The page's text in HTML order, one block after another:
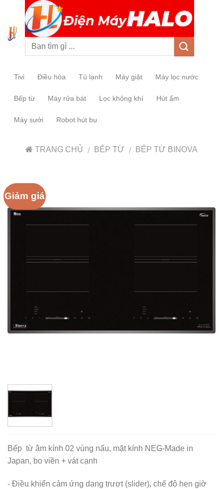
Tivi Điều hòa Tủ lạnh Máy giặt Máy lọc nước
Bếp từ Máy rửa bát Lọc không khí Hút ẩm
Máy sưởi Robot hút bụ
TRANG CHỦ / BẾP TỪ / BẾP TỪ BINOVA
Giảm giá
Bếp từ âm kính 02 vùng nấu, mặt kính NEG-Made in
Japan, bo viền + vát cạnh
- Điều khiển cảm ứng dạng trượt (slider), chế độ hẹn giờ